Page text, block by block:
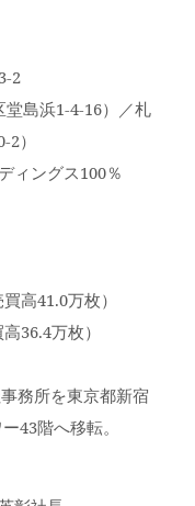
2
島浜1-4-16）／札
）
ィングス100％
高41.0万枚）
36.4万枚）
務所を東京都新宿
43階へ移転。